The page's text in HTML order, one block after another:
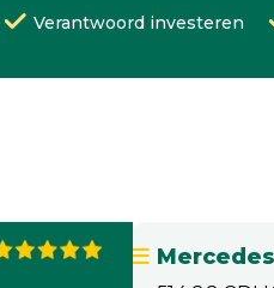
Verantwoord investeren